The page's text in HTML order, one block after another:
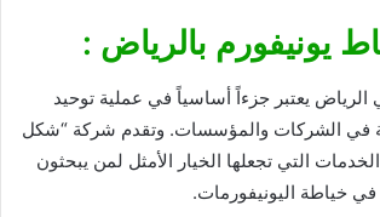
يونيفورم بالرياض :
الرياض يعتبر جزءاً أساسياً في عملية توحيد
في الشركات والمؤسسات. وتقدم شركة “شكل
التي تجعلها الخيار الأمثل لمن يبحثون
خياطة اليونيفورمات.